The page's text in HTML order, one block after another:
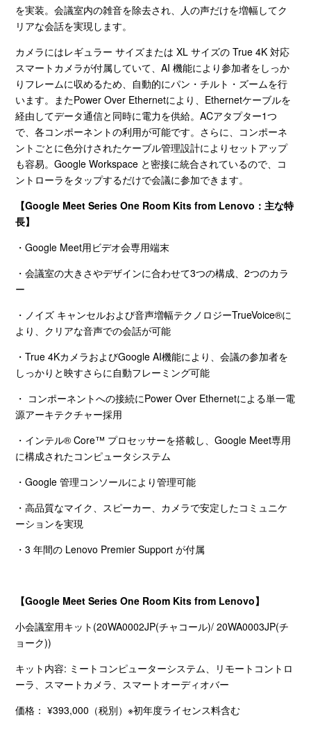
を実装。会議室内の雑音を除去され、人の声だけを増幅してク
リアな会話を実現します。
カメラにはレギュラー サイズまたは XLサイズの True 4K対応
スマートカメラが付属していて、AI機能により参加者をしっか
りフレームに収めるため、自動的にパン・チルト・ズームを行
います。またPower Over Ethernetにより、 Ethernetケーブルを
経由してデータ通信と同時に電力を供給。ACアタプター1つ
で、各コンポーネントの利用が可能です。さらに、コンポーネ
ントごとに色分けされたケーブル管理設計によりセットアップ
も容易。Google Workspace と密接に統合されているので、コ
ントローラをタップするだけで会議に参加できます。
【Google Meet Series One Room Kits from Lenovo ：主な特
長】
・Google Meet用ビデオ会専用端末
・会議室の大きさやデザインに合わせて3つの構成、2つのカラ
ー
・ノイズ キャンセルおよび音声増幅テクノロジーTrueVoice®に
より、クリアな音声での会話が可能
・True 4KカメラおよびGoogle AI機能により、会議の参加者を
しっかりと映すさらに自動フレーミング可能
・ コンポーネントへの接続にPower Over Ethernetによる単一電
源アーキテクチャー採用
・インテル® Core™ プロセッサーを搭載し、Google Meet専用
に構成されたコンピュータシステム
・Google管理コンソールにより管理可能
・高品質なマイク、スピーカー、カメラで安定したコミュニケ
ーションを実現
・3年間の Lenovo Premier Supportが付属
【Google Meet Series One Room Kits from Lenovo】
小会議室用キット (20WA0002JP(チャコール)/ 20WA0003JP(チ
ョーク))
キット内容: ミートコンピューターシステム、リモートコントロ
ーラ、スマートカメラ、スマートオーディオバー
価格：¥393,000 （税別）※初年度ライセンス料含む